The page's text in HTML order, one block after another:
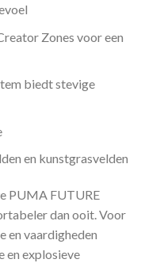
Zones voor een
biedt stevige
en kunstgrasvelden
PUMA FUTURE
dan ooit. Voor
en vaardigheden
en explosieve